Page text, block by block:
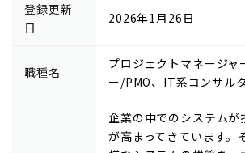
登録更新
日
2026年1月26日
職種名
プロジェクトマネージャ
ー/PMO、IT系コンサル
企業の中でのシステムが
が高まってきています。